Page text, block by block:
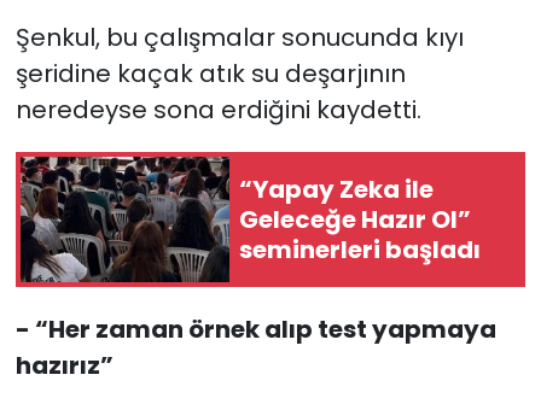
Şenkul, bu çalışmalar sonucunda kıyı
şeridine kaçak atık su deşarjının
neredeyse sona erdiğini kaydetti.
“Yapay Zeka ile
Geleceğe Hazır Ol”
seminerleri başladı
- “Her zaman örnek alıp test yapmaya
hazırız”